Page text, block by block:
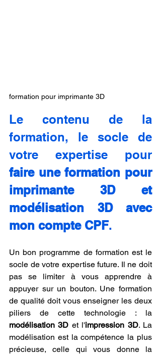
formation pour imprimante 3D
Le contenu de la
formation, le socle de
faire une formation pour
imprimante 3D et
modélisation 3D avec
mon compte CPF.
Un bon programme de formation est le
socle de votre expertise future. Il ne doit
pas se limiter à vous apprendre à
appuyer sur un bouton. Une formation
de qualité doit vous enseigner les deux
modélisation 3D et l'impression 3D. La
modélisation est la compétence la plus
précieuse, celle qui vous donne la